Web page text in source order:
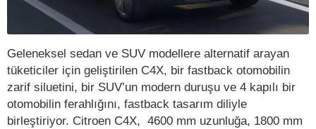
Geleneksel sedan ve SUV modellere alternatif arayan
tüketiciler için geliştirilen C4X, bir fastback otomobilin
zarif siluetini, bir SUV’un modern duruşu ve 4 kapılı bir
otomobilin ferahlığını, fastback tasarım diliyle
birleştiriyor. Citroen C4X, 4600 mm uzunluğa, 1800 mm